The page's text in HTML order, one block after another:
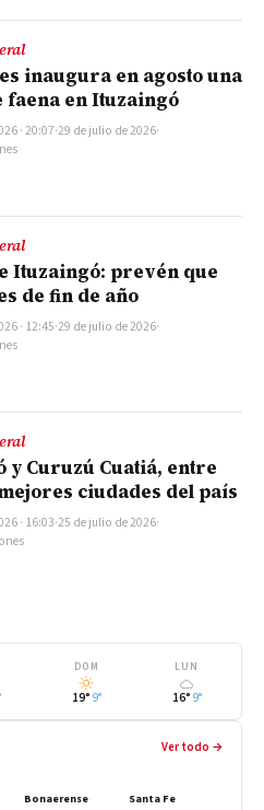
inaugura en agosto una
faena en Ituzaingó
· 20:07·29 de julio de 2026·
Ituzaingó: prevén que
de fin de año
· 12:45·29 de julio de 2026·
y Curuzú Cuatiá, entre
ciudades del país
· 16:03·25 de julio de 2026·
DOM
19° 9°
LUN
16° 9°
Ver todo →
Bonaerense Santa Fe